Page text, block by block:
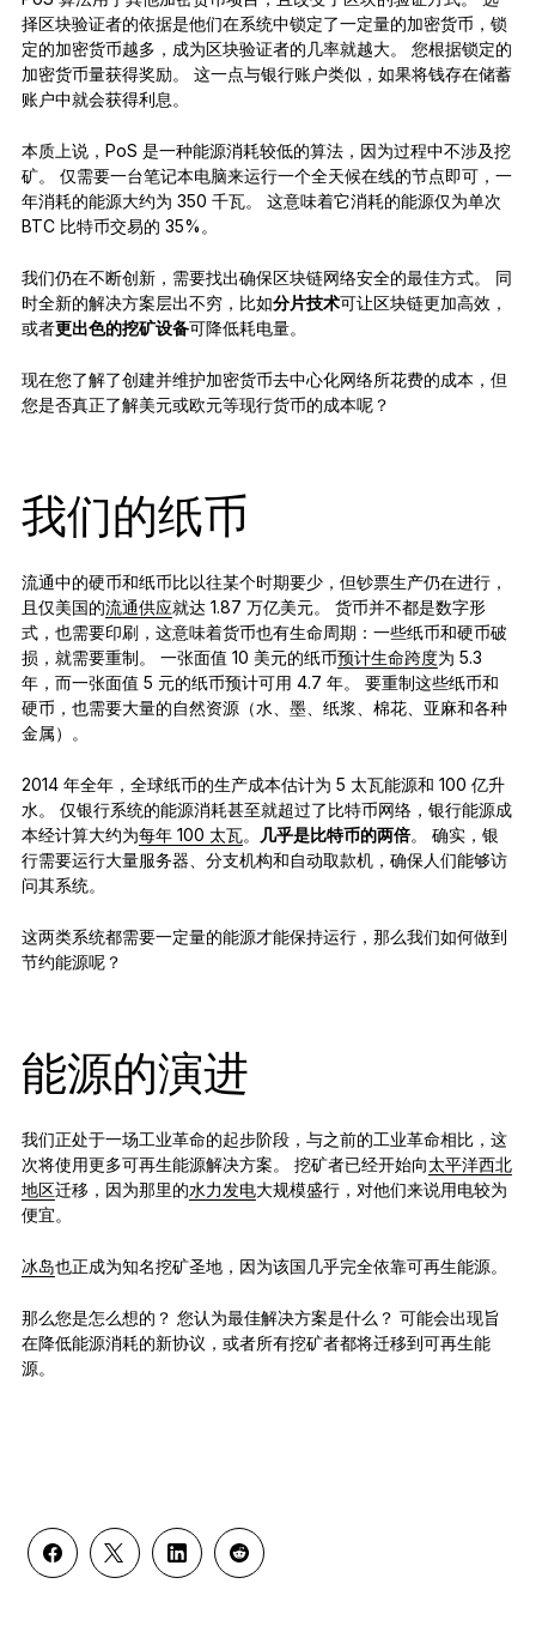
择区块验证者的依据是他们在系统中锁定了一定量的加密货币，锁
定的加密货币越多，成为区块验证者的几率就越大。 您根据锁定的
加密货币量获得奖励。 这一点与银行账户类似，如果将钱存在储蓄
账户中就会获得利息。
本质上说，PoS 是一种能源消耗较低的算法，因为过程中不涉及挖
矿。 仅需要一台笔记本电脑来运行一个全天候在线的节点即可，一
年消耗的能源大约为 350 千瓦。 这意味着它消耗的能源仅为单次
BTC 比特币交易的 35%。
我们仍在不断创新，需要找出确保区块链网络安全的最佳方式。 同
时全新的解决方案层出不穷，比如分片技术可让区块链更加高效，
或者更出色的挖矿设备可降低耗电量。
现在您了解了创建并维护加密货币去中心化网络所花费的成本，但
您是否真正了解美元或欧元等现行货币的成本呢？
我们的纸币
流通中的硬币和纸币比以往某个时期要少，但钞票生产仍在进行，
且仅美国的流通供应就达 1.87 万亿美元。 货币并不都是数字形
式，也需要印刷，这意味着货币也有生命周期：一些纸币和硬币破
损，就需要重制。 一张面值 10 美元的纸币预计生命跨度为 5.3
年，而一张面值 5 元的纸币预计可用 4.7 年。 要重制这些纸币和
硬币，也需要大量的自然资源（水、墨、纸浆、棉花、亚麻和各种
金属）。
2014 年全年，全球纸币的生产成本估计为 5 太瓦能源和 100 亿升
水。 仅银行系统的能源消耗甚至就超过了比特币网络，银行能源成
本经计算大约为每年 100 太瓦。 几乎是比特币的两倍。 确实，银
行需要运行大量服务器、分支机构和自动取款机，确保人们能够访
问其系统。
这两类系统都需要一定量的能源才能保持运行，那么我们如何做到
节约能源呢？
能源的演进
我们正处于一场工业革命的起步阶段，与之前的工业革命相比，这
次将使用更多可再生能源解决方案。 挖矿者已经开始向太平洋西北
地区迁移，因为那里的水力发电大规模盛行，对他们来说用电较为
便宜。
冰岛也正成为知名挖矿圣地，因为该国几乎完全依靠可再生能源。
那么您是怎么想的？ 您认为最佳解决方案是什么？ 可能会出现旨
在降低能源消耗的新协议，或者所有挖矿者都将迁移到可再生能
源。